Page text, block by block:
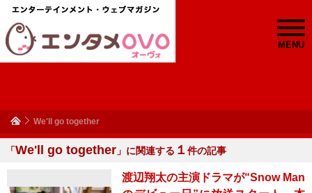
MENU
We'll go together
「We'll go together 」に関連する １ 件の記事
渡辺翔太の主演ドラマが“Snow Man